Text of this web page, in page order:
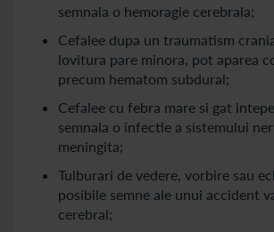
semnala o hemoragie cerebrala;
Cefalee dupa un traumatism
lovitura pare minora, pot aparea
precum hematom subdural;
Cefalee cu febra mare si gat
semnala o infectie a sistemului
meningita;
Tulburari de vedere, vorbire sau
posibile semne ale unui accident
cerebral;